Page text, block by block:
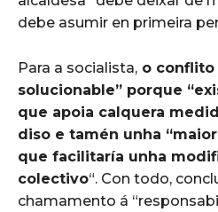
debe asumir en primeira
Para a socialista, o conflito
solucionable” porque
que apoia calquera
diso e tamén unha
que facilitaría unha
colectivo“. Con todo,
chamamento á